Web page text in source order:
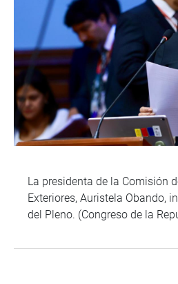
La presidenta de la Comisión
Exteriores, Auristela Obando,
del Pleno. (Congreso de la